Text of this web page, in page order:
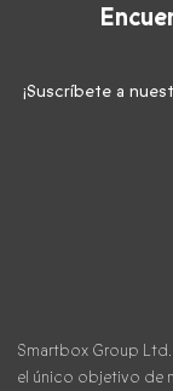
¡Suscríbete a
Smartbox Group
el único objetivo de